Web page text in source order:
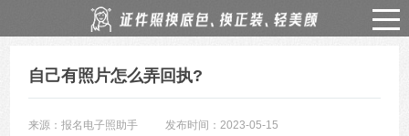
自己有照片怎么弄回执?
来源：报名电子照助手 发布时间：2023-05-15